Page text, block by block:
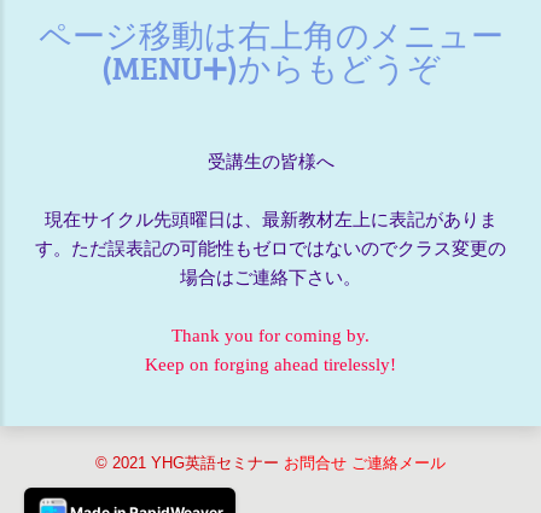
ページ移動は右上角のメニュー
(MENU➕)からもどうぞ
受講生の皆様へ
現在サイクル先頭曜日は、最新教材左上に表記がありま
す。ただ誤表記の可能性もゼロではないのでクラス変更の
場合はご連絡下さい。
Thank you for coming by.
Keep on forging ahead tirelessly!
© 2021 YHG英語セミナー お問合せ ご連絡メール